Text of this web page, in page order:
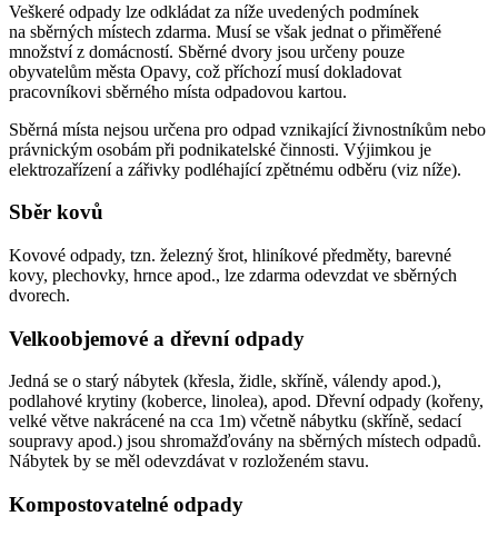
Veškeré odpady lze odkládat za níže uvedených podmínek
na sběrných místech zdarma. Musí se však jednat o přiměřené
množství z domácností. Sběrné dvory jsou určeny pouze
obyvatelům města Opavy, což příchozí musí dokladovat
pracovníkovi sběrného místa odpadovou kartou.
Sběrná místa nejsou určena pro odpad vznikající živnostníkům nebo
právnickým osobám při podnikatelské činnosti. Výjimkou je
elektrozařízení a zářivky podléhající zpětnému odběru (viz níže).
Sběr kovů
Kovové odpady, tzn. železný šrot, hliníkové předměty, barevné
kovy, plechovky, hrnce apod., lze zdarma odevzdat ve sběrných
dvorech.
Velkoobjemové a dřevní odpady
Jedná se o starý nábytek (křesla, židle, skříně, válendy apod.),
podlahové krytiny (koberce, linolea), apod. Dřevní odpady (kořeny,
velké větve nakrácené na cca 1m) včetně nábytku (skříně, sedací
soupravy apod.) jsou shromažďovány na sběrných místech odpadů.
Nábytek by se měl odevzdávat v rozloženém stavu.
Kompostovatelné odpady